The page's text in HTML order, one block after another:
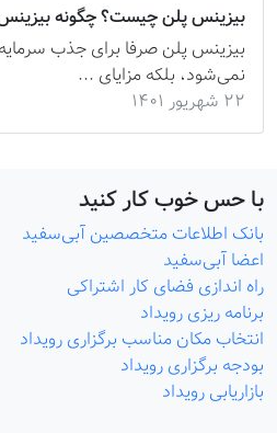
بیزینس پلن چیست؟ چگونه بیزینس
بیزینس پلن صرفا برای جذب
نمی‌شود، بلکه مزایای ...
۲۲ شهریور ۱۴۰۱
با حس خوب کار کنید
بانک اطلاعات متخصصین آبی‌سفید
اعضا آبی‌سفید
راه اندازی فضای کار اشتراکی
برنامه ریزی رویداد
انتخاب مکان مناسب برگزاری رویداد
بودجه برگزاری رویداد
بازاریابی رویداد